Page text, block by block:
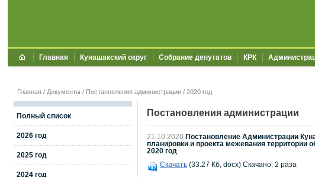
Главная Кунашакский округ Собрание депутатов КРК
Главная / Документы / Постановления администрации / 2020 год
Полный список
2026 год
2025 год
2024 год
Постановления администрации
21.10.2020 Постановление Администрации
планировки и проекта межевания
2020 год
Скачать (33.27 Кб, docx) Скачано: 2 раза